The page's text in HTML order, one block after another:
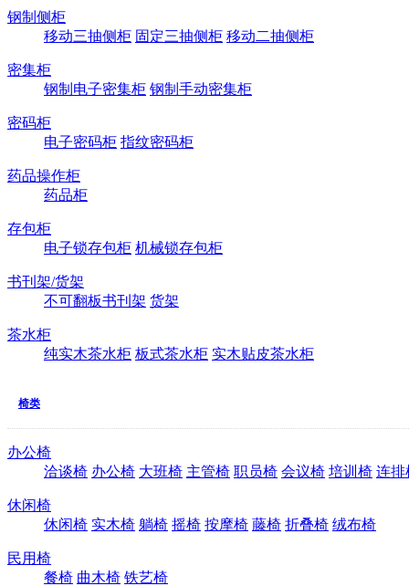
钢制侧柜
移动三抽侧柜 固定三抽侧柜 移动二抽侧柜
密集柜
钢制电子密集柜 钢制手动密集柜
密码柜
电子密码柜 指纹密码柜
药品操作柜
药品柜
存包柜
电子锁存包柜 机械锁存包柜
书刊架/货架
不可翻板书刊架 货架
茶水柜
纯实木茶水柜 板式茶水柜 实木贴皮茶水柜
椅类
办公椅
洽谈椅 办公椅 大班椅 主管椅 职员椅 会议椅 培训椅 连排
休闲椅
休闲椅 实木椅 躺椅 摇椅 按摩椅 藤椅 折叠椅 绒布椅
民用椅
餐椅 曲木椅 铁艺椅